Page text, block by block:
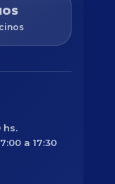
hs.
a 17:30